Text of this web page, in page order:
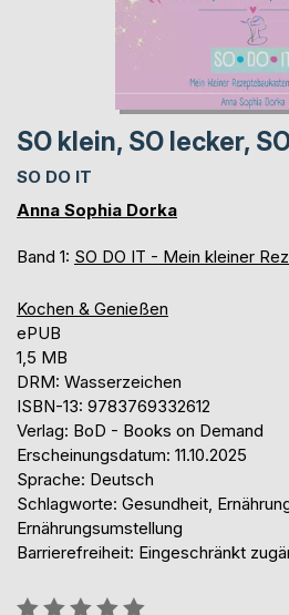
SO klein, SO lecker,
SO DO IT
Anna Sophia Dorka
Band 1: SO DO IT - Mein kleiner
Kochen & Genießen
ePUB
1,5 MB
DRM: Wasserzeichen
ISBN-13: 9783769332612
Verlag: BoD - Books on Demand
Erscheinungsdatum: 11.10.2025
Sprache: Deutsch
Schlagworte: Gesundheit,
Ernährungsumstellung
Barrierefreiheit: Eingeschränkt
Bewertung::